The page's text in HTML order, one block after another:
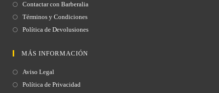
MÁS INFORMACIÓN
Aviso Legal
Política de Privacidad
Contactar con Barberalia
Términos y Condiciones
Política de Devolusiones